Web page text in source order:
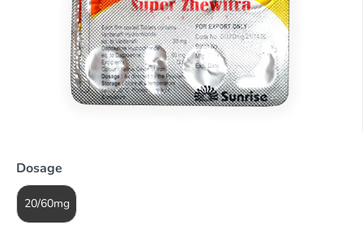
Dosage
20/60mg